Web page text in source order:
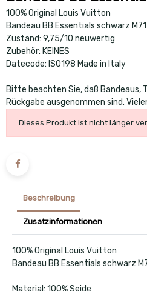
100% Original Louis Vuitton
Bandeau BB Essentials schwarz
Zustand: 9,75/10 neuwertig
Zubehör: KEINES
Datecode: IS0198 Made in Italy
Bitte beachten Sie, daß Bandeaus,
Rückgabe ausgenommen sind.
Dieses Produkt ist nicht länger
Beschreibung
Zusatzinformationen
100% Original Louis Vuitton
Bandeau BB Essentials schwarz
Material: 100% Seide